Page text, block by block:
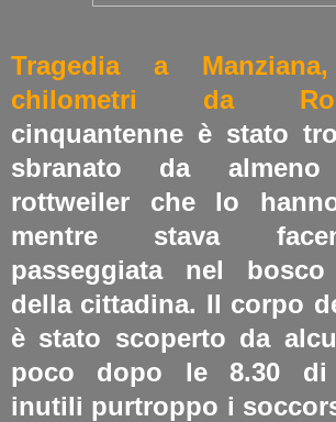
Tragedia a
chilometri da
cinquantenne è stato
sbranato da
rottweiler che lo
mentre stava
passeggiata nel
della cittadina. Il corpo
è stato scoperto da
poco dopo le 8.30 di
inutili purtroppo i